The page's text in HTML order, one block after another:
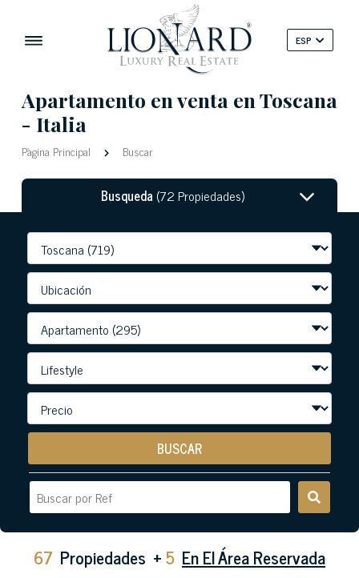
ESP
Apartamento en venta en Toscana
- Italia
Pàgina Principal Buscar
Busqueda(72 Propiedades)
BUSCAR
67 Propiedades +5 En El Área Reservada